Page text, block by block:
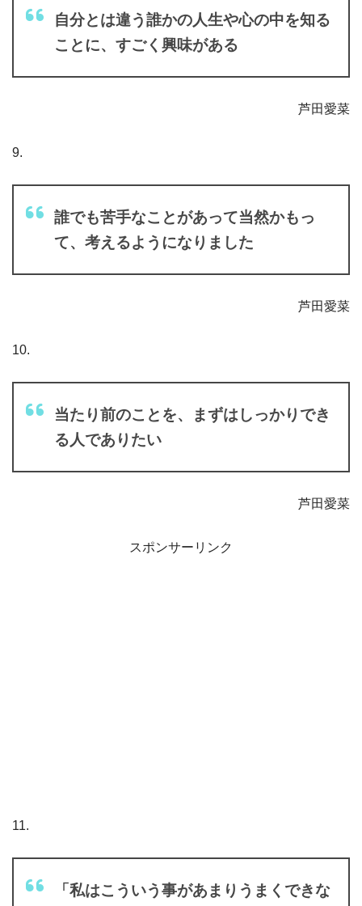
自分とは違う誰かの人生や心の中を知る
ことに、すごく興味がある
芦田愛菜
9.
誰でも苦手なことがあって当然かもっ
て、考えるようになりました
芦田愛菜
10.
当たり前のことを、まずはしっかりでき
る人でありたい
芦田愛菜
スポンサーリンク
11.
「私はこういう事があまりうまくできな